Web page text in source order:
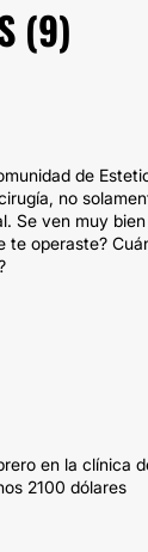
(9)
de
no
Se ven muy
te operaste?
en la clínica
2100 dólares